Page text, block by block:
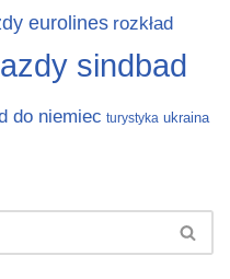
eurolines rozkład
sindbad
do niemiec turystyka ukraina